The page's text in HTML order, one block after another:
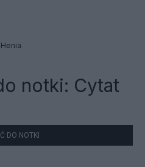
notki: Cytat
DO NOTKI